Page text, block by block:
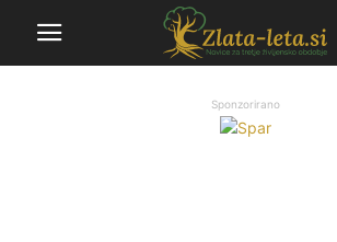
Sponzorirano